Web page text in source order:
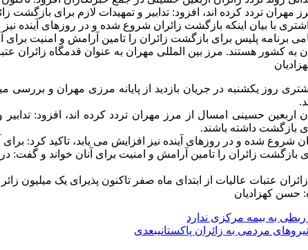
تردد کرده اند، افزود: تدابیر و تمهیدات لازم برای
با بیان اینکه بازگشت زائران شروع شده و در روزهای آینده
برنامه پلیس برای بازگشت زائران را تامین آرامش و امنیت
کشور هستند. مرز بین المللی مهران به عنوان قدمگاه زائران
بیش از ۵۰ درصد زائران اربعین حسینی امسال از مرز مهران تردد کرده
بازگشت داشته باشند.
شروع شده و در روزهای آینده نیز افزایش می یابد، تاکید کرد:
بازگشت زائران را تامین آرامش و امنیت برای آنان خواند و
عتبات عالیات از ابتدای ماه صفر تاکنون پذیرای یک میلیون
حسن کهزادیان
به بیمه مرکزی ندارد
مردمی به زائران پاکستانیبعدی